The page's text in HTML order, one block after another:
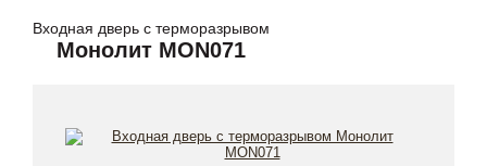
Входная дверь с терморазрывом
Монолит MON071